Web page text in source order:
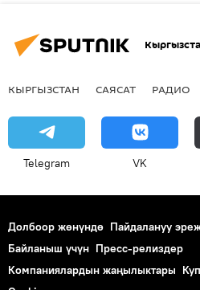
КЫРГЫЗСТАН САЯСАТ РАДИО
Telegram VK
Долбоор жөнүндө Пайдалануу
Байланыш үчүн Пресс-релиздер
Компаниялардын жаңылыктары